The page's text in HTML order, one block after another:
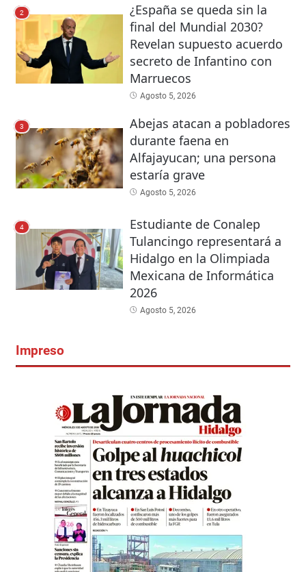
2
¿España se queda sin la
final del Mundial 2030?
Revelan supuesto acuerdo
secreto de Infantino con
Marruecos
Agosto 5, 2026
3
Abejas atacan a pobladores
durante faena en
Alfajayucan; una persona
estaría grave
Agosto 5, 2026
4
Estudiante de Conalep
Tulancingo representará a
Hidalgo en la Olimpiada
Mexicana de Informática
2026
Agosto 5, 2026
Impreso